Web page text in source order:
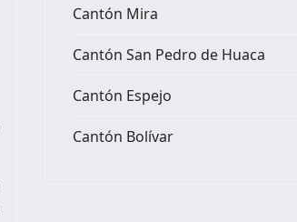
Cantón Mira
Cantón San Pedro de Huaca
Cantón Espejo
Cantón Bolívar